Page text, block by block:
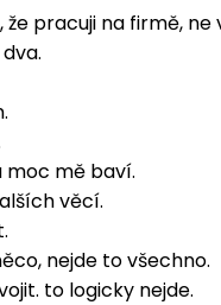
že pracuji na firmě,
moc mě baví.
věcí.
nejde to všechno.
to logicky nejde.